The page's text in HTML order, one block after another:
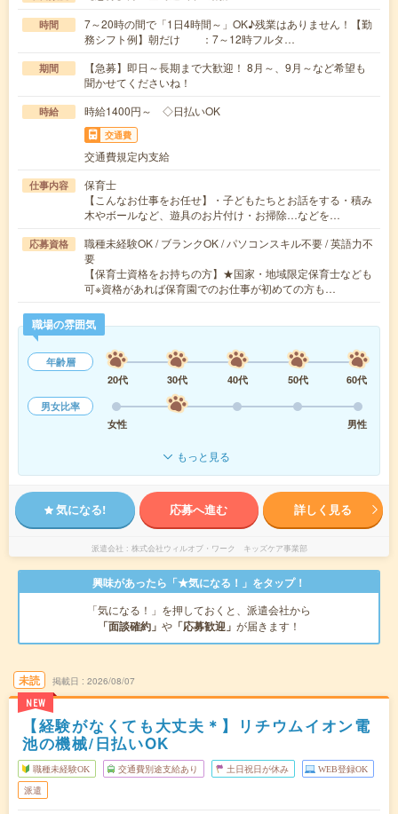
時間
7～20時の間で「1日4時間～」OK♪残業はありません！【勤
務シフト例】朝だけ ：7～12時フルタ…
期間
【急募】即日～長期まで大歓迎！ 8月～、9月～など希望も
聞かせてくださいね！
時給 時給1400円～ ◇日払いOK
交通費
交通費規定内支給
仕事内容
保育士
【こんなお仕事をお任せ】・子どもたちとお話をする・積み
木やボールなど、遊具のお片付け・お掃除…などを…
応募資格
職種未経験OK / ブランクOK / パソコンスキル不要 / 英語力不
要
【保育士資格をお持ちの方】★国家・地域限定保育士なども
可※資格があれば保育園でのお仕事が初めての方も…
職場の雰囲気
年齢層
20代
30代 40代 50代
60代
男女比率
女性
男性
もっと見る
気になる! 応募へ進む 詳しく見る
派遣会社 株式会社ウィルオブ・ワーク キッズケア事業部
興味があったら「★気になる！」をタップ！
「気になる！」を押しておくと、派遣会社から
「面談確約」 や 「応募歓迎」 が届きます！
未読
NEW
掲載日 2026/08/07
【経験がなくても大丈夫＊】リチウムイオン電
池の機械/日払いOK
職種未経験OK 交通費別途支給あり 土日祝日が休み WEB登録OK
派遣